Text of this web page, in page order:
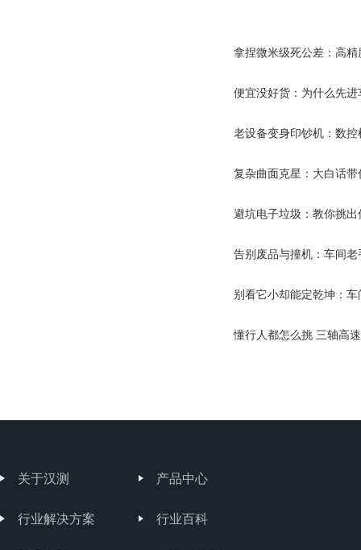
拿捏微米级死公差：高
便宜没好货：为什么先
老设备变身印钞机：数
复杂曲面克星：大白话
避坑电子垃圾：教你挑
告别废品与撞机：车间
别看它小却能定乾坤：
懂行人都怎么挑 三轴高
关于汉测 产品中心
行业解决方案 行业百科